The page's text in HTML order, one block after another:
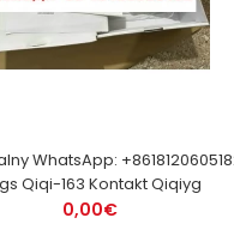
WhatsApp:
Qiqi-163 Kontakt Qiqiyg
0,00€